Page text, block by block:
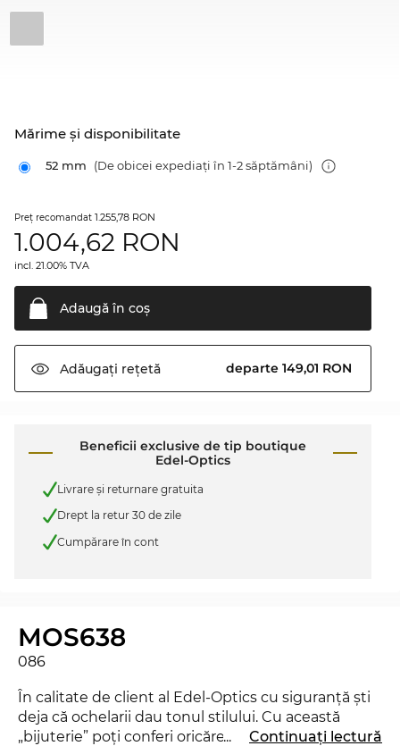
Mărime şi disponibilitate
52 mm (De obicei expediați în 1-2 săptămâni)
Preţ recomandat 1.255,78 RON
1.004,62 RON
incl. 21.00% TVA
Adaugă în coş
Adăugați rețetă departe 149,01 RON
Beneficii exclusive de tip boutique
Edel-Optics
Livrare şi returnare gratuita
Drept la retur 30 de zile
Cumpărare în cont
MOS638
086
În calitate de client al Edel-Optics cu siguranţă şti
deja că ochelarii dau tonul stilului. Cu această
„bijuterie” poţi conferi oricărei ţinute o notă
... Continuați lectură